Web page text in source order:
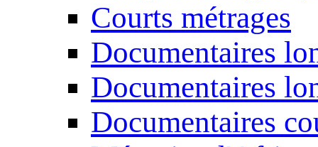
Courts métrages
Documentaires
Documentaires
Documentaires